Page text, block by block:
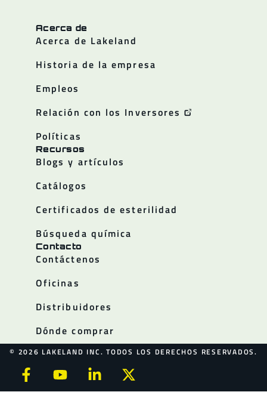
Acerca de
Acerca de Lakeland
Historia de la empresa
Empleos
Relación con los Inversores
Políticas
Recursos
Blogs y artículos
Catálogos
Certificados de esterilidad
Búsqueda química
Contacto
Contáctenos
Oficinas
Distribuidores
Dónde comprar
© 2026 LAKELAND INC. TODOS LOS DERECHOS RESERVADOS.